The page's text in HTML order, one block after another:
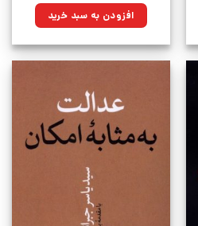
۷۰۰,۰۰۰تومان
بود.
۵۰۰,۵۰۰تومان.افزودن به سبد خرید